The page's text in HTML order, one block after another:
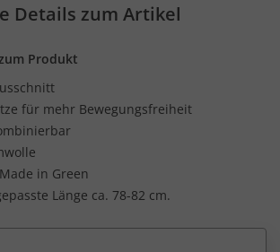
Details zum Artikel
Produkt
für mehr Bewegungsfreiheit
Made in Green
Länge ca. 78-82 cm.